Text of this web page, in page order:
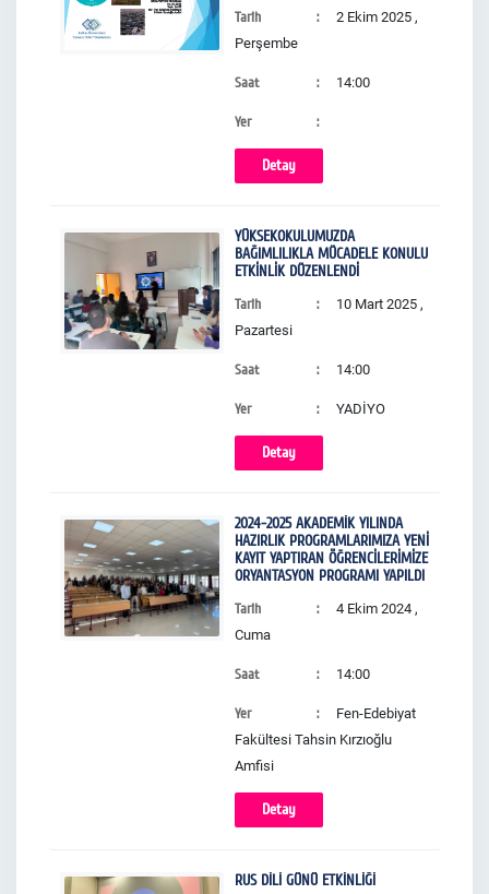
Tarih
2 Ekim 2025 ,
Perşembe
Saat 14:00
Yer
Detay
YÜKSEKOKULUMUZDA
BAĞIMLILIKLA MÜCADELE KONULU
ETKİNLİK DÜZENLENDİ
Tarih
10 Mart 2025 ,
Pazartesi
Saat 14:00
Yer YADİYO
Detay
2024-2025 AKADEMİK YILINDA
HAZIRLIK PROGRAMLARIMIZA YENİ
KAYIT YAPTIRAN ÖĞRENCİLERİMİZE
ORYANTASYON PROGRAMI YAPILDI
Tarih
4 Ekim 2024 ,
Cuma
Saat 14:00
Yer
Fen-Edebiyat
Fakültesi Tahsin Kırzıoğlu
Amfisi
Detay
RUS DİLİ GÜNÜ ETKİNLİĞİ